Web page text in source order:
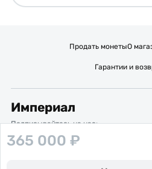
365 000 ₽
Продать монетыО
Гарантии и
Империал
Подписывайтесь на нас:
Вакансии